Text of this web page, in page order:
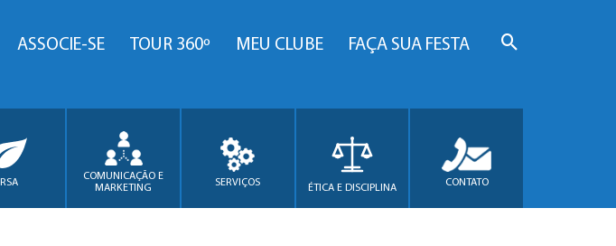
ASSOCIE-SE TOUR 360º MEU CLUBE FAÇA SUA FESTA
RSA
COMUNICAÇÃO E
MARKETING
SERVIÇOS ÉTICA E DISCIPLINA CONTATO